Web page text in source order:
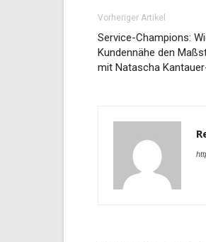
Vorheriger Artikel
Service-Champions:
Kundennähe den
mit Natascha